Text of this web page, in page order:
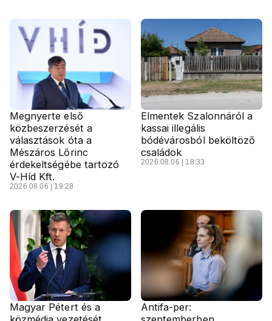
Megnyerte első
közbeszerzését a
választások óta a
Mészáros Lőrinc
érdekeltségébe tartozó
V-Híd Kft.
2026.08.06 | 19:28
Elmentek Szalonnáról a
kassai illegális
bódévárosból beköltöző
családok
2026.08.06 | 18:33
Magyar Pétert és a
Antifa-per: